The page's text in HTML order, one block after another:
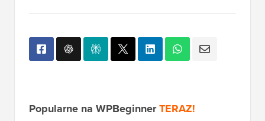
Popularne na WPBeginnerTERAZ!